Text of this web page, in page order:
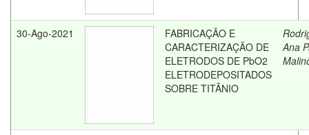
30-Ago-2021
FABRICAÇÃO E
CARACTERIZAÇÃO DE
ELETRODOS DE PbO2
ELETRODEPOSITADOS
SOBRE TITÂNIO
Ana